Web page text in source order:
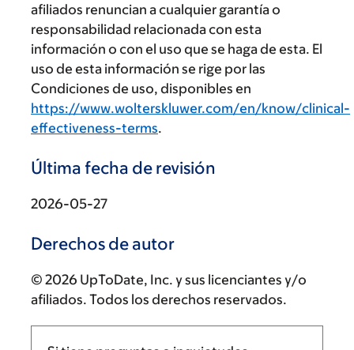
afiliados renuncian a cualquier garantía o
responsabilidad relacionada con esta
información o con el uso que se haga de esta. El
uso de esta información se rige por las
Condiciones de uso, disponibles en
https://www.wolterskluwer.com/en/know/clinical-
effectiveness-terms.
Última fecha de revisión
2026-05-27
Derechos de autor
© 2026 UpToDate, Inc. y sus licenciantes y/o
afiliados. Todos los derechos reservados.